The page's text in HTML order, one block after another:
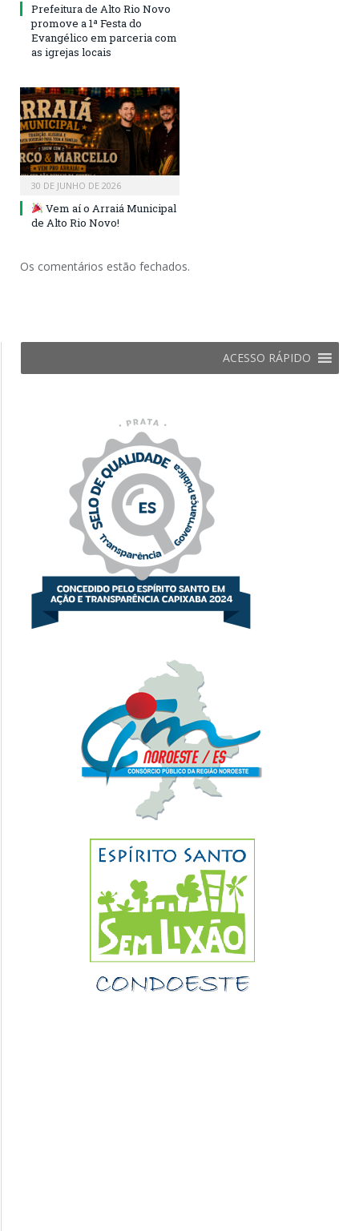
Prefeitura de Alto Rio Novo
promove a 1ª Festa do
Evangélico em parceria com
as igrejas locais
30 DE JUNHO DE 2026
Vem aí o Arraiá Municipal
de Alto Rio Novo!
Os comentários estão fechados.
ACESSO RÁPIDO